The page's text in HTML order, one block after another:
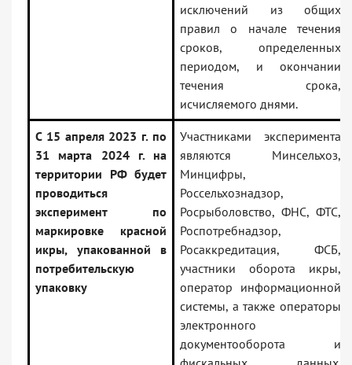
исключений из общих
правил о начале течения
сроков, определенных
периодом, и окончании
течения срока,
исчисляемого днями.
С 15 апреля 2023 г. по
31 марта 2024 г. на
территории РФ будет
проводиться
эксперимент по
маркировке красной
икры, упакованной в
потребительскую
упаковку
Участниками эксперимента
являются Минсельхоз,
Минцифры,
Россельхознадзор,
Росрыболовство, ФНС, ФТС,
Роспотребнадзор,
Росаккредитация, ФСБ,
участники оборота икры,
оператор информационной
системы, а также операторы
электронного
документооборота и